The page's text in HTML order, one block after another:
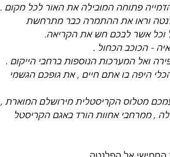
פתוחה המובילה את האור לכל מקום .
וראו את ההתמרה כבר מתרחשת
וכל אשר לבכם חש את הקריאה.
- הכוכב הכחול .
ואל המערכות הנוספות ברחבי הייקום .
היפה בו אתם חיים , את גופכם הגשמי
מטלוס הקריסטלית מירושלם המוארת ,
, ממרחבי אחוות הורד באגם הקריסטל